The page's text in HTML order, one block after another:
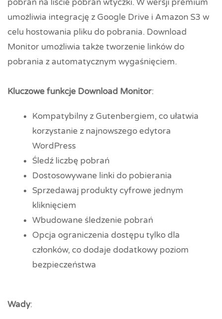
pobrań na liście pobrań wtyczki. W wersji premium
umożliwia integrację z Google Drive i Amazon S3 w
celu hostowania pliku do pobrania. Download
Monitor umożliwia także tworzenie linków do
pobrania z automatycznym wygaśnięciem.
Kluczowe funkcje Download Monitor:
Kompatybilny z Gutenbergiem, co ułatwia
korzystanie z najnowszego edytora
WordPress
Śledź liczbę pobrań
Dostosowywane linki do pobierania
Sprzedawaj produkty cyfrowe jednym
kliknięciem
Wbudowane śledzenie pobrań
Opcja ograniczenia dostępu tylko dla
członków, co dodaje dodatkowy poziom
bezpieczeństwa
Wady: